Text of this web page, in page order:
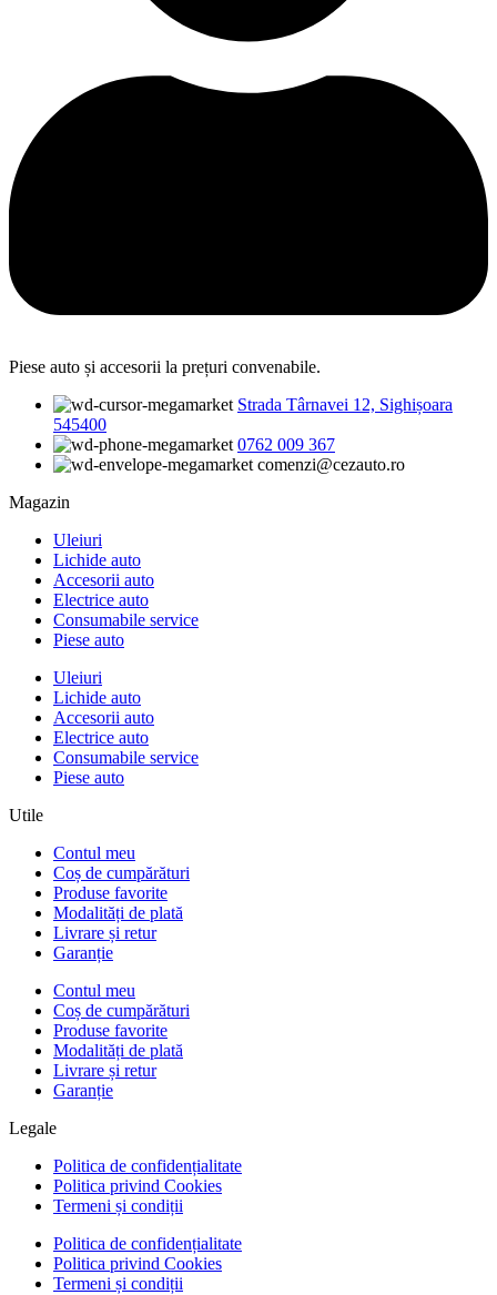
Piese auto și accesorii la prețuri convenabile.
Strada Târnavei 12, Sighișoara
545400
0762 009 367
comenzi@cezauto.ro
Magazin
Uleiuri
Lichide auto
Accesorii auto
Electrice auto
Consumabile service
Piese auto
Uleiuri
Lichide auto
Accesorii auto
Electrice auto
Consumabile service
Piese auto
Utile
Contul meu
Coș de cumpărături
Produse favorite
Modalități de plată
Livrare și retur
Garanție
Contul meu
Coș de cumpărături
Produse favorite
Modalități de plată
Livrare și retur
Garanție
Legale
Politica de confidențialitate
Politica privind Cookies
Termeni și condiții
Politica de confidențialitate
Politica privind Cookies
Termeni și condiții